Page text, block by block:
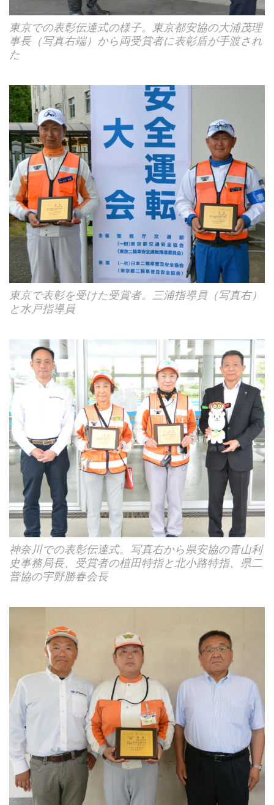
東京での表彰伝達式の様子。東京都安協の大浦茂理
事長（写真右端）から両受賞者に表彰盾が手渡され
た
東京で表彰を受けた受賞者。三浦指導員（写真右）
と水戸指導員
神奈川での表彰伝達式。写真右から県安協の青山利
史事務局長、受賞者の植田特指と北小路特指、県二
普協の宇野勝春会長